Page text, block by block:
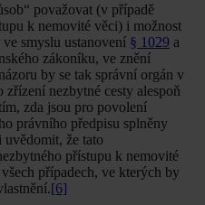
považovat (v případě
k nemovité věci) i možnost
smyslu ustanovení § 1029 a
zákoníku, ve znění
by se tak správní orgán v
nezbytné cesty alespoň
zda jsou pro povolení
právního předpisu splněny
že tato
přístupu k nemovité
případech, ve kterých by
[6]